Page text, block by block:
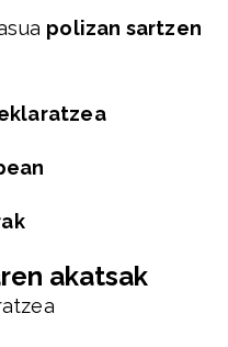
polizan sartzen
akatsak